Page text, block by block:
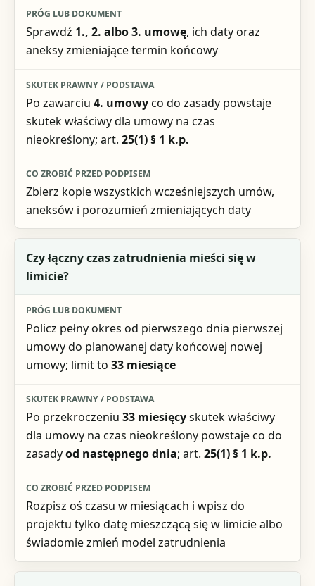
Skutek prawny / podstawa
Co zrobić przed podpisem
Sprawdź 1., 2. albo 3. umowę, ich daty oraz
aneksy zmieniające termin końcowy
Po zawarciu 4. umowyco do zasady powstaje
skutek właściwy dla umowy na czas
nieokreślony; art. 25(1) § 1 k.p.
Zbierz kopie wszystkich wcześniejszych umów,
aneksów i porozumień zmieniających daty
Czy łączny czas zatrudnienia mieści się w
limicie?
Policz pełny okres od pierwszego dnia pierwszej
umowy do planowanej daty końcowej nowej
umowy; limit to 33 miesiące
Po przekroczeniu 33 miesięcyskutek właściwy
dla umowy na czas nieokreślony powstaje co do
zasadyod następnego dnia; art. 25(1) § 1 k.p.
Rozpisz oś czasu w miesiącach i wpisz do
projektu tylko datę mieszczącą się w limicie albo
świadomie zmień model zatrudnienia